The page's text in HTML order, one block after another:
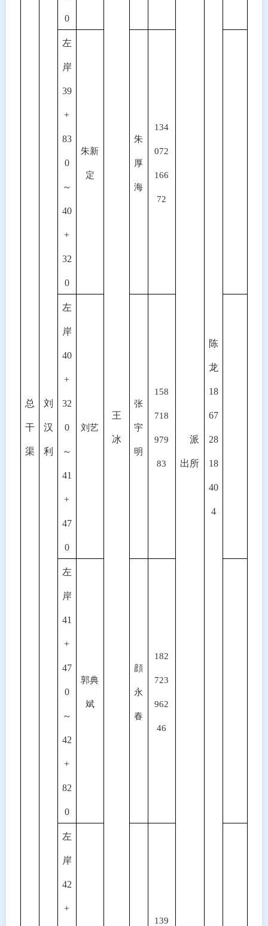
总
干
渠
刘
汉
利
王
冰 派
出所
陈
龙
18
67
28
18
40
4
0
左
岸
39
+
83
0
～
40
+
32
0
朱新
定
朱
厚
海
134
072
166
72
左
岸
40
+
32
0
～
41
+
47
0
刘艺
张
宇
明
158
718
979
83
左
岸
41
+
47
0
～
42
+
82
0
郭典
斌
顔
永
春
182
723
962
46
左
岸
42
+
139